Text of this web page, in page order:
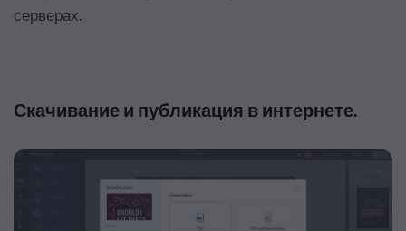
серверах.
Скачивание и публикация в интернете.